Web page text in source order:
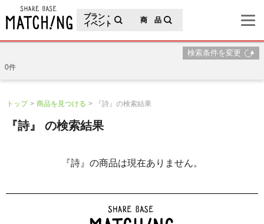
プラン・
イベント
商 品
検索条件を変更
0件
トップ 商品を見つける 『詩』の検索結果
『詩』 の検索結果
『詩』の商品は現在ありません。